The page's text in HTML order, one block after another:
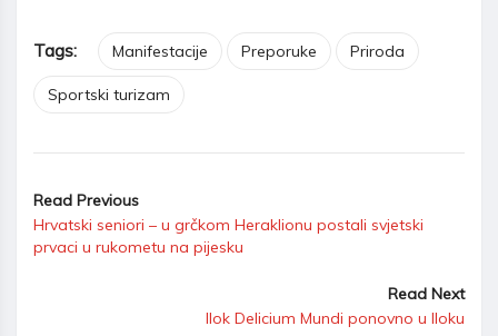
Tags: Manifestacije Preporuke Priroda
Sportski turizam
Read Previous
Hrvatski seniori – u grčkom Heraklionu postali svjetski
prvaci u rukometu na pijesku
Read Next
Ilok Delicium Mundi ponovno u Iloku